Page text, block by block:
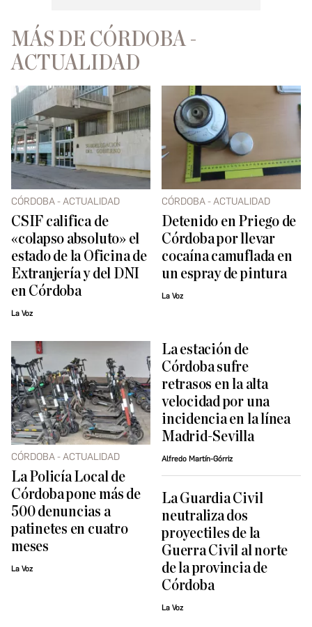
MÁS DE CÓRDOBA -
ACTUALIDAD
CÓRDOBA - ACTUALIDAD
CSIF califica de
«colapso absoluto» el
estado de la Oficina de
Extranjería y del DNI
en Córdoba
La Voz
CÓRDOBA - ACTUALIDAD
Detenido en Priego de
Córdoba por llevar
cocaína camuflada en
un espray de pintura
La Voz
CÓRDOBA - ACTUALIDAD
La Policía Local de
Córdoba pone más de
500 denuncias a
patinetes en cuatro
meses
La Voz
La estación de
Córdoba sufre
retrasos en la alta
velocidad por una
incidencia en la línea
Madrid-Sevilla
Alfredo Martín-Górriz
La Guardia Civil
neutraliza dos
proyectiles de la
Guerra Civil al norte
de la provincia de
Córdoba
La Voz